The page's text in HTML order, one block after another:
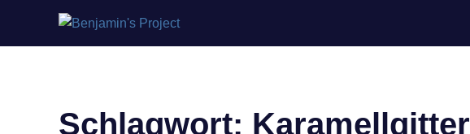
Schlagwort: Karamellgitter